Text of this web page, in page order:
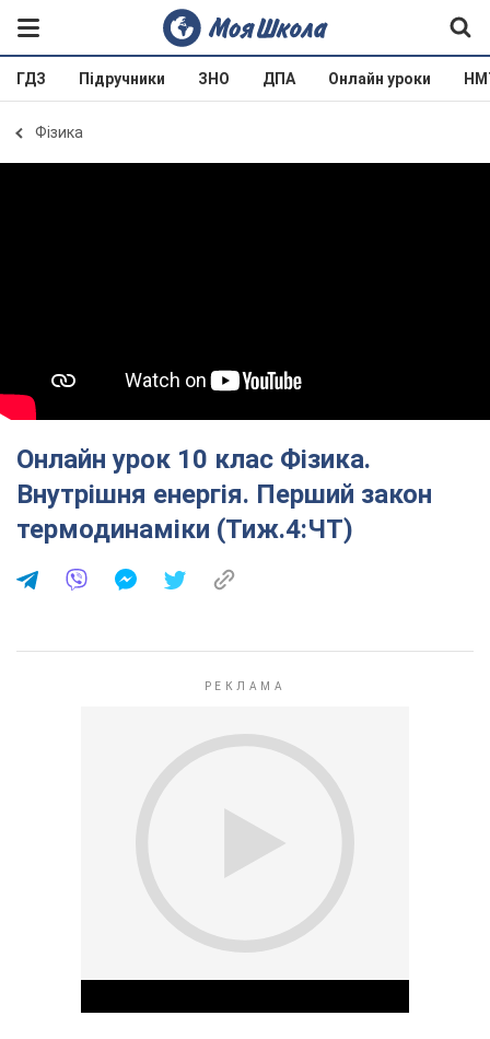
ГДЗ Підручники ЗНО ДПА Онлайн уроки
Фізика
Онлайн урок 10 клас Фізика.
Внутрішня енергія. Перший закон
термодинаміки (Тиж.4:ЧТ)